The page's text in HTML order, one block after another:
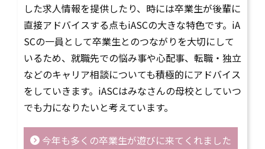
した求人情報を提供したり、時には卒業生が後輩に
直接アドバイスする点もiASCの大きな特色です。iA
SCの一員として卒業生とのつながりを大切にして
いるため、就職先での悩み事や心配事、転職・独立
などのキャリア相談についても積極的にアドバイス
をしていきます。iASCはみなさんの母校としていつ
でも力になりたいと考えています。
今年も多くの卒業生が遊びに来てくれました